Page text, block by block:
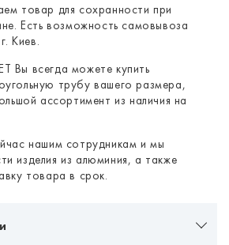
товар для сохранности при
Есть возможность самовывоза
Киев.
Вы всегда можете купить
трубу вашего размера,
ассортимент из наличия на
нашим сотрудникам и мы
изделия из алюминия, а также
товара в срок.